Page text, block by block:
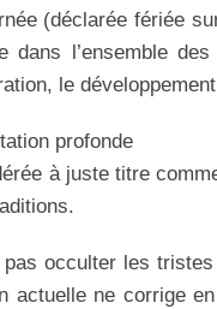
(déclarée fériée
dans l’ensemble
le
profonde
à juste titre
pas occulter les
actuelle ne corrige